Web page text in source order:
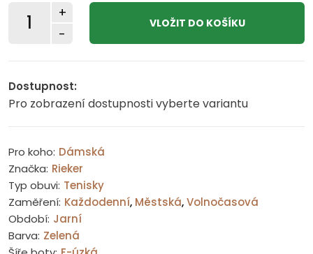
-
+
Dostupnost:
Pro zobrazení dostupnosti vyberte variantu
Pro koho: Dámská
Značka: Rieker
Typ obuvi: Tenisky
Zaměření: Každodenní, Městská,Volnočasová
Období: Jarní
Barva: Zelená